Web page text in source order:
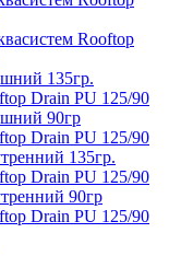
Rooftop
135гр.
Drain PU 125/90
90гр
Drain PU 125/90
135гр.
Drain PU 125/90
90гр
Drain PU 125/90